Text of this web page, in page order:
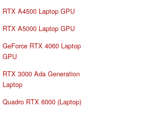
RTX A4500 Laptop GPU
RTX A5000 Laptop GPU
GeForce RTX 4060 Laptop
GPU
RTX 3000 Ada Generation
Laptop
Quadro RTX 6000 (Laptop)